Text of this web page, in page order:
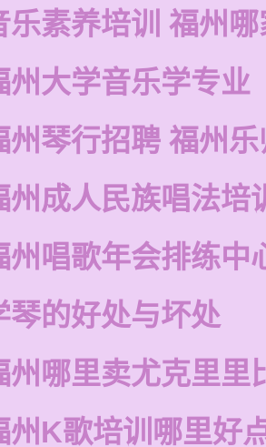
乐素养培训 福州
州大学音乐学专业
州琴行招聘 福州乐
州成人民族唱法培
州唱歌年会排练中
琴的好处与坏处
州哪里卖尤克里里
州K歌培训哪里好